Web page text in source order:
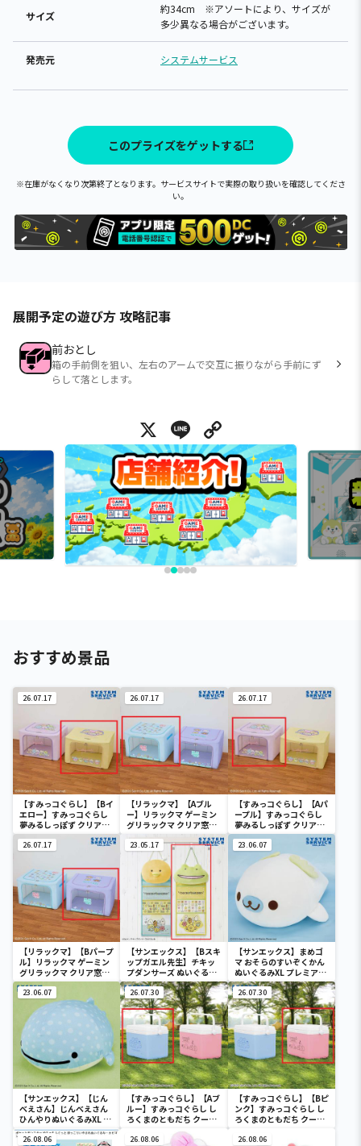
サイズ
約34cm ※アソートにより、サイズが
多少異なる場合がございます。
発売元 システムサービス
このプライズをゲットする
※在庫がなくなり次第終了となります。サービスサイトで実際の取り扱いを確認してくださ
い。
展開予定の遊び方 攻略記事
前おとし
箱の手前側を狙い、左右のアームで交互に振りながら手前にず
らして落とします。
X Line
おすすめ景品
26.07.17
【すみっコぐらし】【Bイ
エロー】すみっコぐらし
夢みるしっぽず クリア窓
付き収納ボックス
26.07.17
【リラックマ】【Aブル
ー】リラックマ ゲーミン
グリラックマ クリア窓付
き収納ボックス
26.07.17
【すみっコぐらし】【Aパ
ープル】すみっコぐらし
夢みるしっぽず クリア窓
付き収納ボックス
26.07.17
【リラックマ】【Bパープ
ル】リラックマ ゲーミン
グリラックマ クリア窓付
き収納ボックス
23.05.17
【サンエックス】【Bスキ
ップガエル先生】チキッ
プダンサーズ ぬいぐるみ
ウォールポケット
23.06.07
【サンエックス】まめゴ
マ おそらのすいぞくかん
ぬいぐるみXL プレミアム
まめゴマ
23.06.07
【サンエックス】【じん
べえさん】じんべえさん
ひんやりぬいぐるみXL プ
レミアム Part3
26.07.30
【すみっコぐらし】【Aブ
ルー】すみっコぐらし し
ろくまのともだち クーラ
26.07.30
【すみっコぐらし】【Bピ
ンク】すみっコぐらし し
ろくまのともだち クーラ
26.08.06 26.08.06 26.08.06